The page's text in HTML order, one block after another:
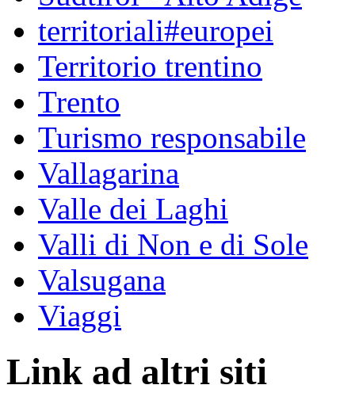
territoriali#europei
Territorio trentino
Trento
Turismo responsabile
Vallagarina
Valle dei Laghi
Valli di Non e di Sole
Valsugana
Viaggi
Link ad altri siti